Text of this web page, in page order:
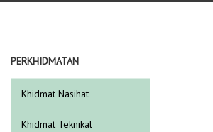
PERKHIDMATAN
Khidmat Nasihat
Khidmat Teknikal